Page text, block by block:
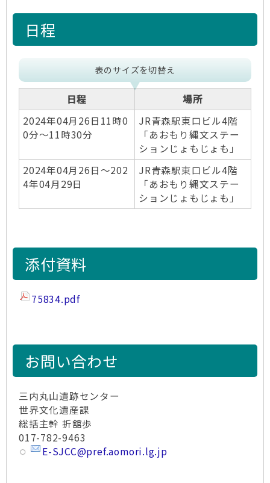
日程
表のサイズを切替え
日程
場所
2024年04月26日11時0
0分～11時30分
JR青森駅東口ビル4階
「あおもり縄文ステー
ションじょもじょも」
2024年04月26日～202
4年04月29日
JR青森駅東口ビル4階
「あおもり縄文ステー
ションじょもじょも」
添付資料
75834.pdf
お問い合わせ
三内丸山遺跡センター
世界文化遺産課
総括主幹 折舘歩
017-782-9463
E-SJCC@pref.aomori.lg.jp